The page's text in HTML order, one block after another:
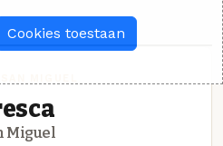
Miguel
Cookies toestaan